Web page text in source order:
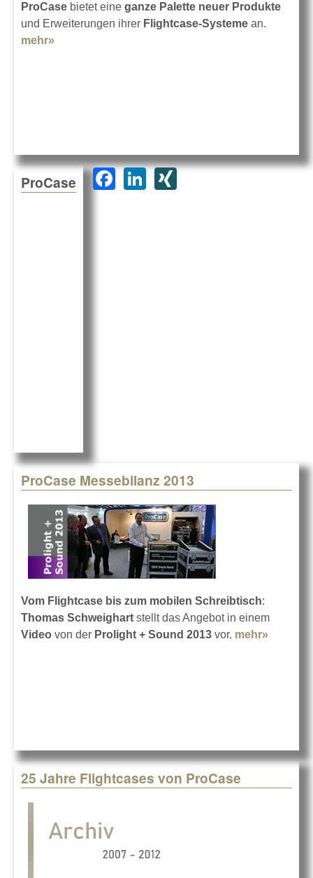
ProCase bietet eine ganze Palette neuer Produkte
und Erweiterungen ihrer Flightcase-Systeme an.
mehr»
ProCase
ProCase Messebilanz 2013
Vom Flightcase bis zum mobilen Schreibtisch:
Thomas Schweighart stellt das Angebot in einem
Video von der Prolight + Sound 2013 vor. mehr»
25 Jahre Flightcases von ProCase
F
Li XI